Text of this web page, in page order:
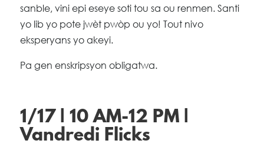
sanble, vini epi eseye soti tou sa ou renmen. Santi
yo lib yo pote jwèt pwòp ou yo! Tout nivo
eksperyans yo akeyi.
Pa gen enskripsyon obligatwa.
1/17 | 10 AM-12 PM |
Vandredi Flicks